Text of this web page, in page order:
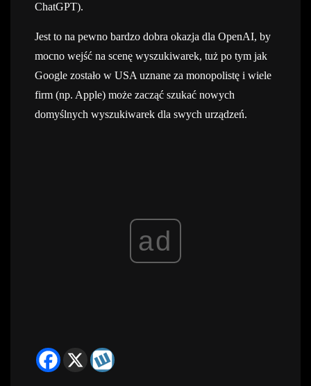
ChatGPT).
Jest to na pewno bardzo dobra okazja dla OpenAI, by
mocno wejść na scenę wyszukiwarek, tuż po tym jak
Google zostało w USA uznane za monopolistę i wiele
firm (np. Apple) może zacząć szukać nowych
domyślnych wyszukiwarek dla swych urządzeń.
ad